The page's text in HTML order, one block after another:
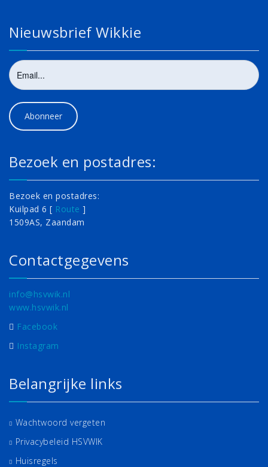
Nieuwsbrief Wikkie
Bezoek en postadres:
Bezoek en postadres:
Kuilpad 6 [ Route ]
1509AS, Zaandam
Contactgegevens
info@hsvwik.nl
www.hsvwik.nl
Facebook
Instagram
Belangrijke links
Wachtwoord vergeten
Privacybeleid HSVWIK
Huisregels